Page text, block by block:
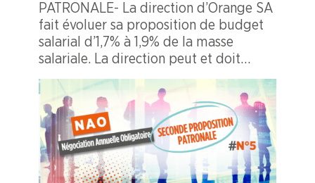
PATRONALE- La direction d’Orange SA
fait évoluer sa proposition de budget
salarial d’1,7% à 1,9% de la masse
salariale. La direction peut et doit
mieux faire pour reconnaître la
contribution des salariés aux résultats
du Groupe Orange.